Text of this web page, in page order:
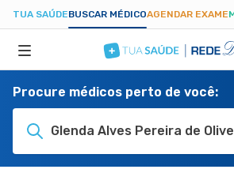
TUA SAÚDEBUSCAR MÉDICOAGENDAR EXAME
ESPECIALIDADES
Procure médicos perto de você:
Glenda Alves Pereira de